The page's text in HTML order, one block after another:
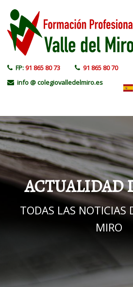
FP:91 865 80 73
91 865 80 70
info @ colegiovalledelmiro.es
ACTUALIDAD
TODAS LAS NOTICIAS
MIRO